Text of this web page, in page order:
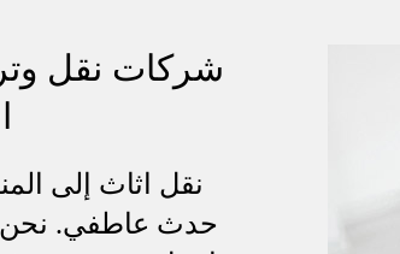
شركات نقل
نقل اثاث إلى
حدث عاطفي. نحن